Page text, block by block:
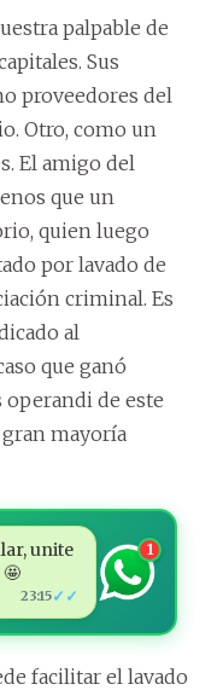
palpable de
Sus
proveedores del
Otro, como un
El amigo del
que un
quien luego
por lavado de
criminal. Es
al
que ganó
de este
mayoría
unite
23:15✓✓
1
facilitar el lavado